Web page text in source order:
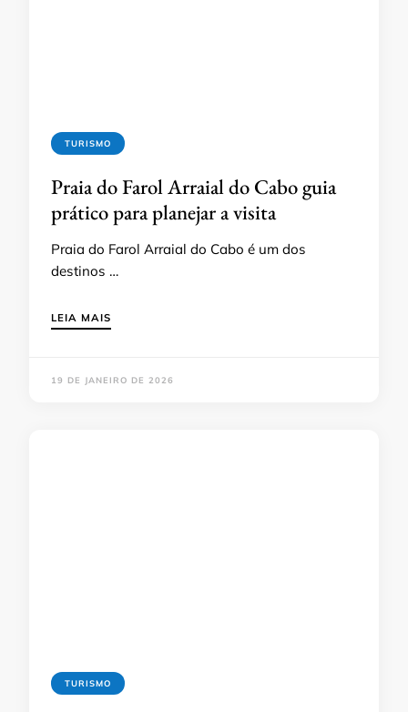
TURISMO
Praia do Farol Arraial do Cabo guia
prático para planejar a visita
Praia do Farol Arraial do Cabo é um dos
destinos …
LEIA MAIS
19 DE JANEIRO DE 2026
TURISMO